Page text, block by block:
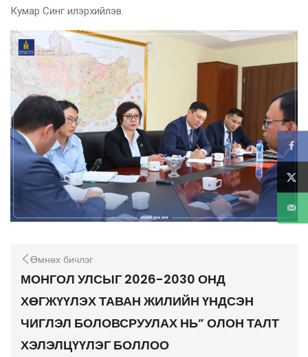
Кумар Синг илэрхийлэв.
Өмнөх бичлэг
МОНГОЛ УЛСЫГ 2026-2030 ОНД
ХӨГЖҮҮЛЭХ ТАВАН ЖИЛИЙН ҮНДСЭН
ЧИГЛЭЛ БОЛОВСРУУЛАХ НЬ” ОЛОН ТАЛТ
ХЭЛЭЛЦҮҮЛЭГ БОЛЛОО